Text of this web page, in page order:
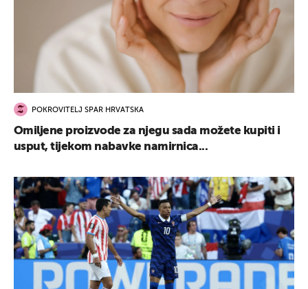
POKROVITELJ SPAR HRVATSKA
Omiljene proizvode za njegu sada možete kupiti i
usput, tijekom nabavke namirnica...